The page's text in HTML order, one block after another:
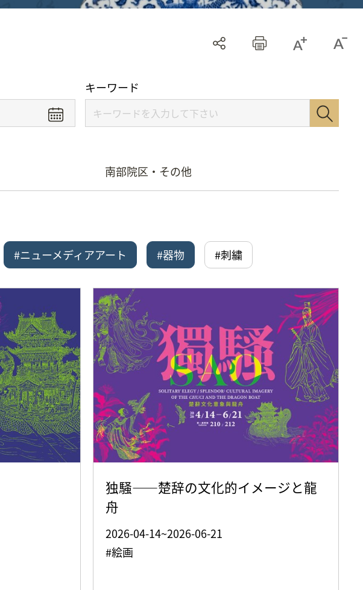
キーワード
南部院区・その他
#ニューメディアアート #器物 #刺繍
独騒——楚辞の文化的イメージと龍
舟
2026-04-14~2026-06-21
#絵画